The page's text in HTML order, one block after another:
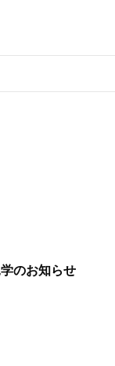
のお知らせ